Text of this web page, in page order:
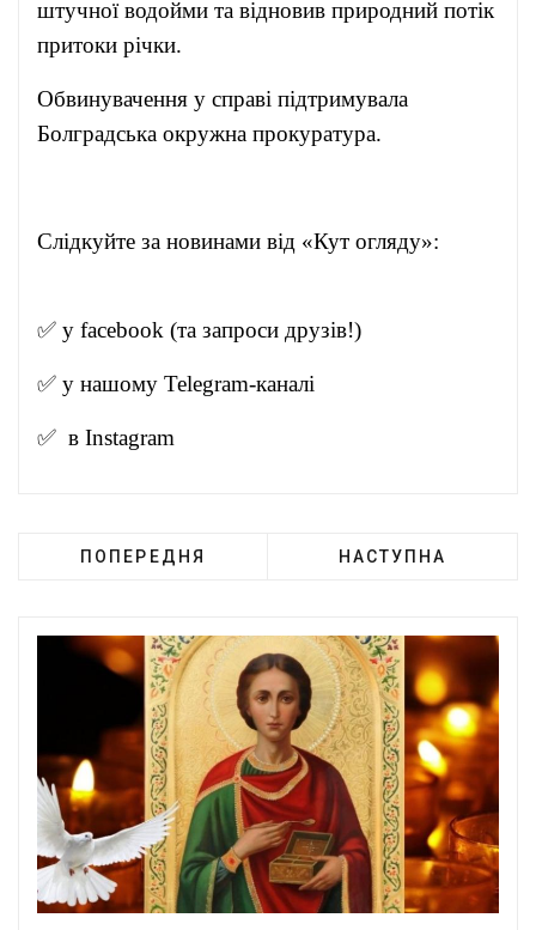
штучної водойми та відновив природний потік
притоки річки.
Обвинувачення у справі підтримувала
Болградська окружна прокуратура.
Слідкуйте за новинами від «Кут огляду»:
✅ у facebook (та запроси друзів!)
✅ у нашому Telegram-каналі
✅ в Instagram
ПОПЕРЕДНЯ НАСТУПНА